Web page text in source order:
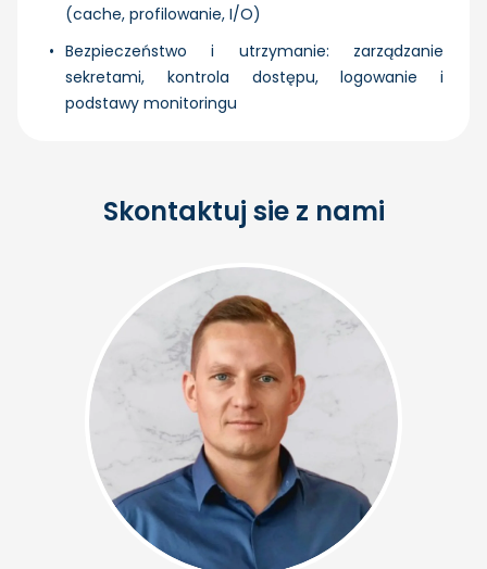
(cache, profilowanie, I/O)
Bezpieczeństwo i utrzymanie: zarządzanie
sekretami, kontrola dostępu, logowanie i
podstawy monitoringu
Skontaktuj sie z nami